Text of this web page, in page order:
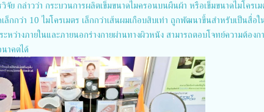
ย กล่าวว่า กระบวนการผลิตเข็มขนาดไมครอนบนผืนผ้า หรือเข็มขนาดไมโครเม
ล็กกว่า 10 ไมโครเมตร เล็กกว่าเส้นผมเกือบสิบเท่า ถูกพัฒนาขึ้นสำหรับเป็นสื่อใ
ว่างภายในและภายนอกร่างกายผ่านทางผิวหนัง สามารถตอบโจทย์ความต้องก
าคตได้